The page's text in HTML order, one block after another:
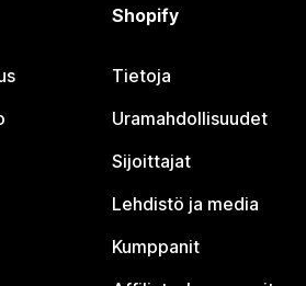
Shopify
Tietoja
Uramahdollisuudet
Sijoittajat
Lehdistö ja media
Kumppanit